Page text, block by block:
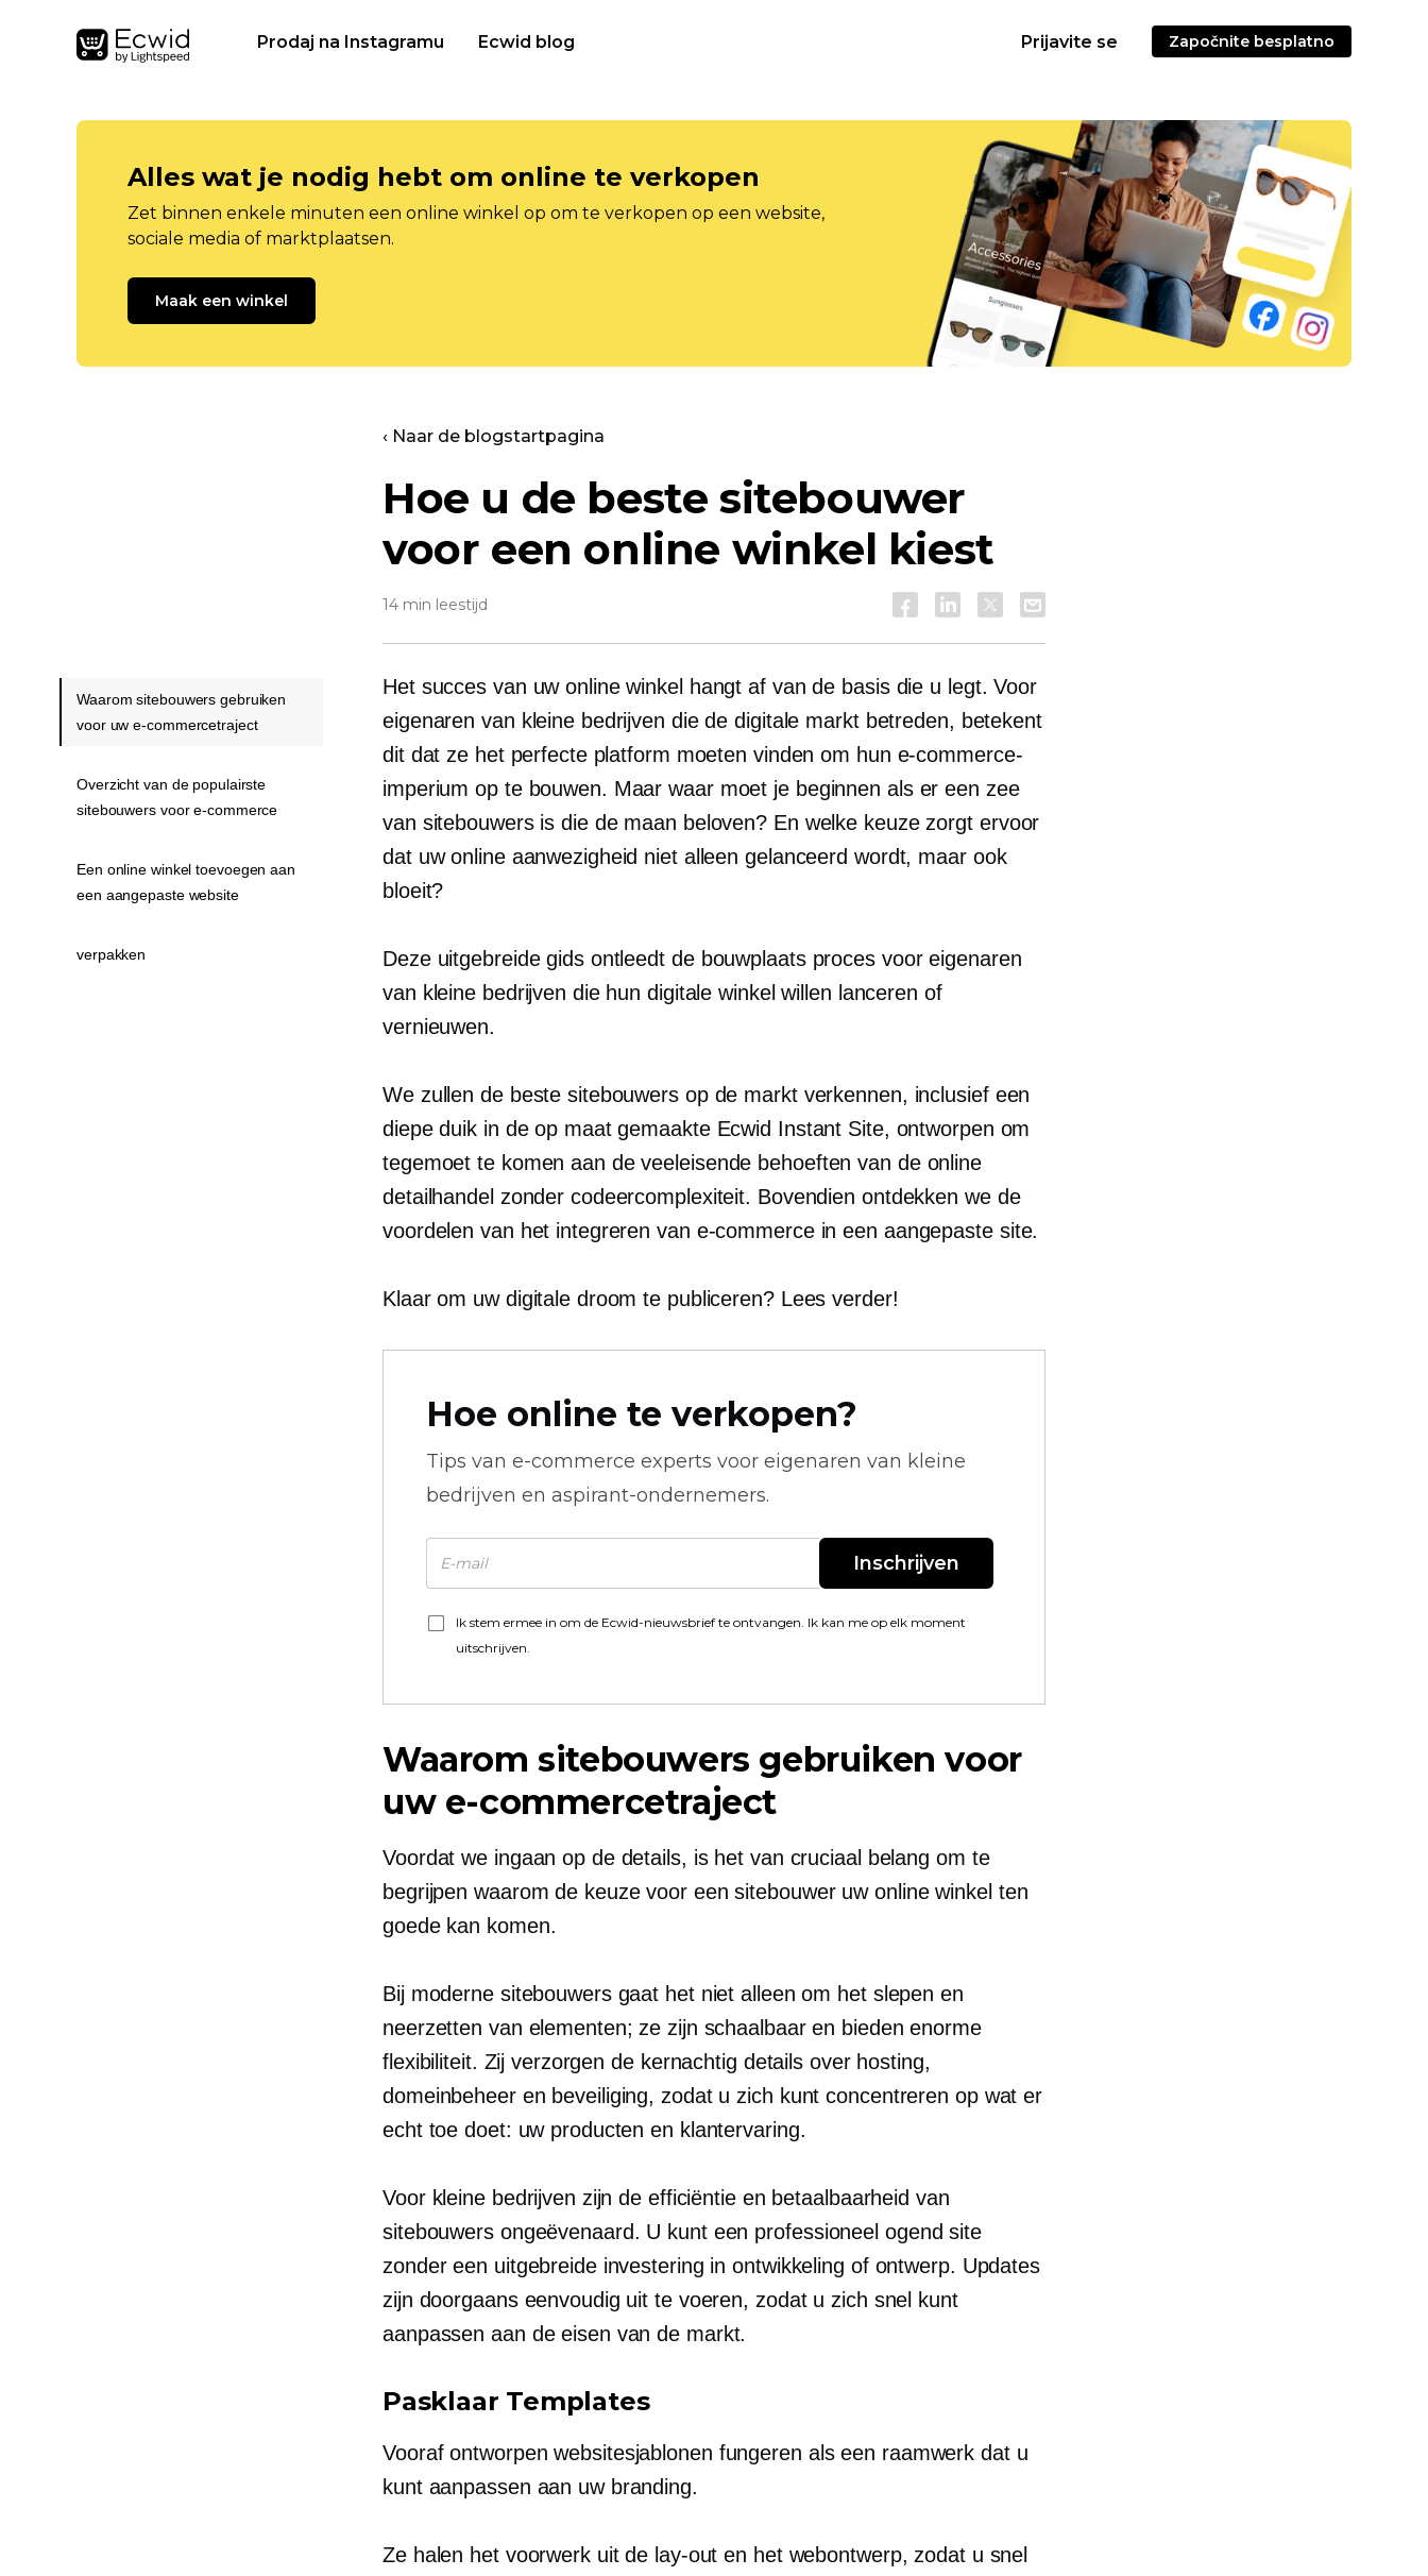
Prodaj na Instagramu Ecwid blog Prijavite se Započnite besplatno
Alles wat je nodig hebt om online te verkopen
Zet binnen enkele minuten een online winkel op om te verkopen op een website,
sociale media of marktplaatsen.
Maak een winkel
‹ Naar de blogstartpagina
Hoe u de beste sitebouwer
voor een online winkel kiest
14 min leestijd
Het succes van uw online winkel hangt af van de basis die u legt. Voor
eigenaren van kleine bedrijven die de digitale markt betreden, betekent
dit dat ze het perfecte platform moeten vinden om hun e-commerce-
imperium op te bouwen. Maar waar moet je beginnen als er een zee
van sitebouwers is die de maan beloven? En welke keuze zorgt ervoor
dat uw online aanwezigheid niet alleen gelanceerd wordt, maar ook
bloeit?
Deze uitgebreide gids ontleedt de bouwplaatsproces voor eigenaren
van kleine bedrijven die hun digitale winkel willen lanceren of
vernieuwen.
We zullen de beste sitebouwers op de markt verkennen, inclusief een
diepe duik in de op maat gemaakte Ecwid Instant Site, ontworpen om
tegemoet te komen aan de veeleisende behoeften van de online
detailhandel zonder codeercomplexiteit. Bovendien ontdekken we de
voordelen van het integreren van e-commerce in een aangepaste site.
Klaar om uw digitale droom te publiceren? Lees verder!
Hoe online te verkopen?
Tips van e-commerce experts voor eigenaren van kleine
bedrijven en aspirant-ondernemers.
Inschrijven
Ik stem ermee in om de Ecwid-nieuwsbrief te ontvangen. Ik kan me op elk moment
uitschrijven.
Waarom sitebouwers gebruiken voor
uw e-commercetraject
Voordat we ingaan op de details, is het van cruciaal belang om te
begrijpen waarom de keuze voor een sitebouwer uw online winkel ten
goede kan komen.
Bij moderne sitebouwers gaat het niet alleen om het slepen en
neerzetten van elementen; ze zijn schaalbaar en bieden enorme
flexibiliteit. Zij verzorgen de kernachtig details over hosting,
domeinbeheer en beveiliging, zodat u zich kunt concentreren op wat er
echt toe doet: uw producten en klantervaring.
Voor kleine bedrijven zijn de efficiëntie en betaalbaarheid van
sitebouwers ongeëvenaard. U kunt een professioneel ogend site
zonder een uitgebreide investering in ontwikkeling of ontwerp. Updates
zijn doorgaans eenvoudig uit te voeren, zodat u zich snel kunt
aanpassen aan de eisen van de markt.
Pasklaar Templates
Vooraf ontworpen websitesjablonen fungeren als een raamwerk dat u
kunt aanpassen aan uw branding.
Ze halen het voorwerk uit de lay-out en het webontwerp, zodat u snel
Waarom sitebouwers gebruiken
voor uw e-commercetraject
Overzicht van de populairste
sitebouwers voor e-commerce
Een online winkel toevoegen aan
een aangepaste website
verpakken